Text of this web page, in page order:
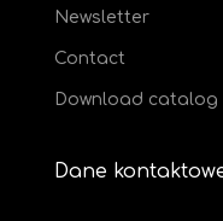
Newsletter
Contact
Download catalog
Dane